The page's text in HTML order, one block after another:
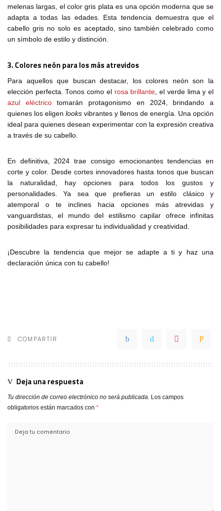
melenas largas, el color gris plata es una opción moderna que se
adapta a todas las edades. Esta tendencia demuestra que el
cabello gris no solo es aceptado, sino también celebrado como
un símbolo de estilo y distinción.
3. Colores neón para los más atrevidos
Para aquellos que buscan destacar, los colores neón son la
elección perfecta. Tonos como el rosa brillante, el verde lima y el
azul eléctricotomarán protagonismo en 2024, brindando a
quienes los eligen looks vibrantes y llenos de energía. Una opción
ideal para quienes desean experimentar con la expresión creativa
a través de su cabello.
En definitiva, 2024 trae consigo emocionantes tendencias en
corte y color. Desde cortes innovadores hasta tonos que buscan
la naturalidad, hay opciones para todos los gustos y
personalidades. Ya sea que prefieras un estilo clásico y
atemporal o te inclines hacia opciones más atrevidas y
vanguardistas, el mundo del estilismo capilar ofrece infinitas
posibilidades para expresar tu individualidad y creatividad.
¡Descubre la tendencia que mejor se adapte a ti y haz una
declaración única con tu cabello!
COMPARTIR
Deja una respuesta
Tu dirección de correo electrónico no será publicada. Los campos
obligatorios están marcados con *